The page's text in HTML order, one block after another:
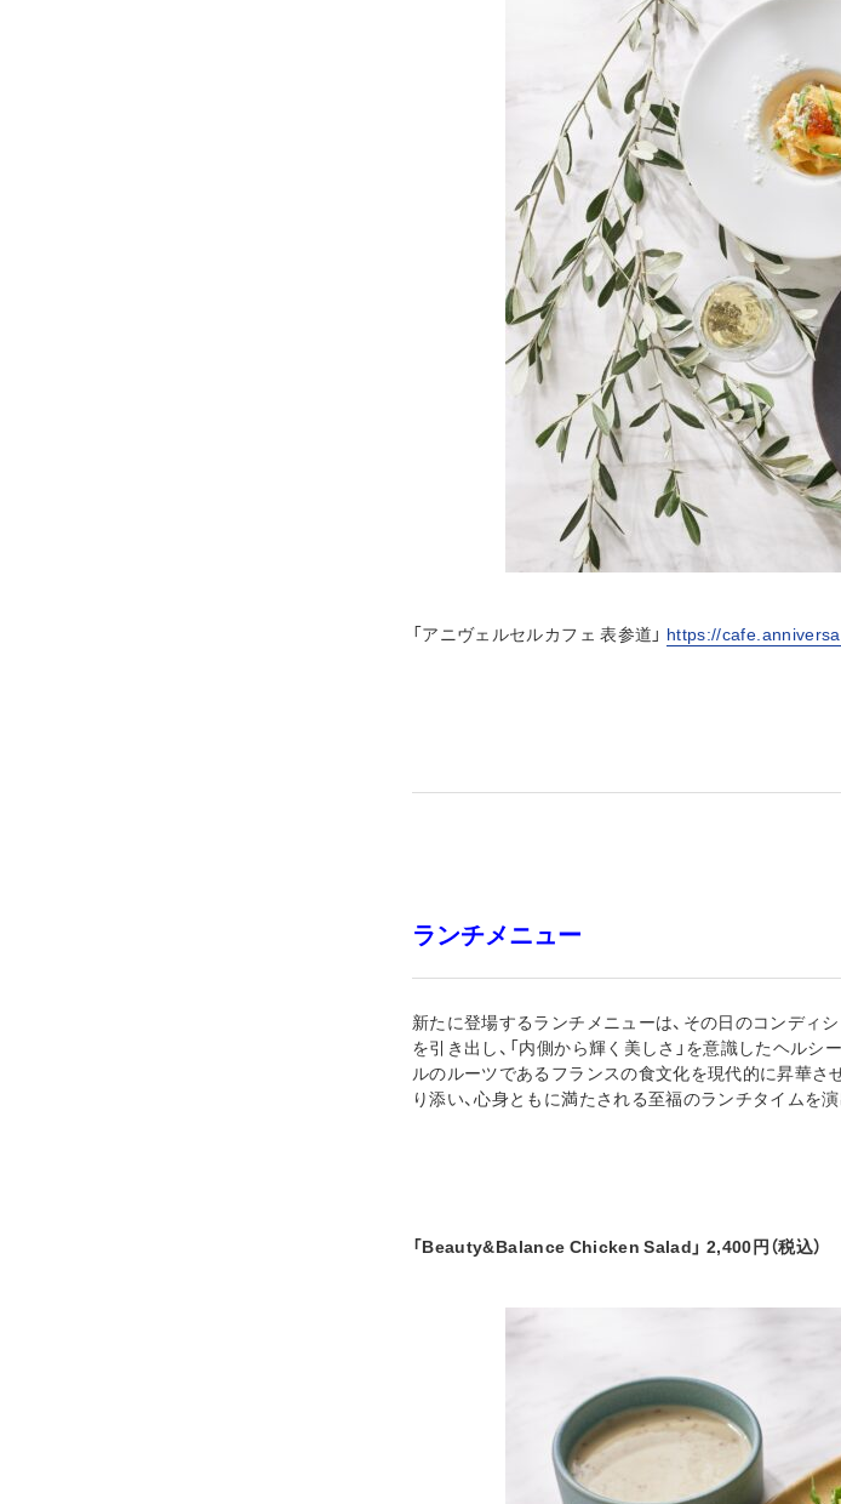
「アニヴェルセルカフェ 表参道」 https://
ランチメニュー
新たに登場するランチメニューは、その日のコンディ
を引き出し、「内側から輝く美しさ」を意識したヘルシ
ルのルーツであるフランスの食文化を現代的に昇華さ
り添い、心身ともに満たされる至福のランチタイムを演
「Beauty&Balance Chicken Salad」 2,400円（税込）